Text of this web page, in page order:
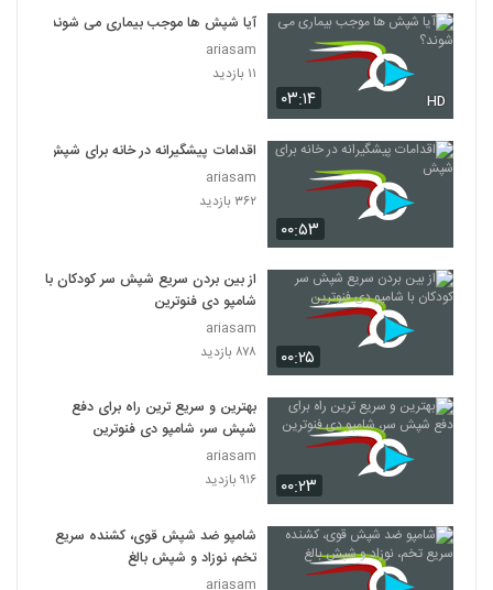
۰۳:۱۴ HD
آیا شپش ها موجب بیماری می شوند؟
ariasam
۱۱ بازدید
۰۰:۵۳
اقدامات پیشگیرانه در خانه برای شپش
ariasam
۳۶۲ بازدید
۰۰:۲۵
از بین بردن سریع شپش سر کودکان با
شامپو دی فنوترین
ariasam
۸۷۸ بازدید
۰۰:۲۳
بهترین و سریع ترین راه برای دفع
شپش سر، شامپو دی فنوترین
ariasam
۹۱۶ بازدید
شامپو ضد شپش قوی، کشنده سریع
تخم، نوزاد و شپش بالغ
ariasam